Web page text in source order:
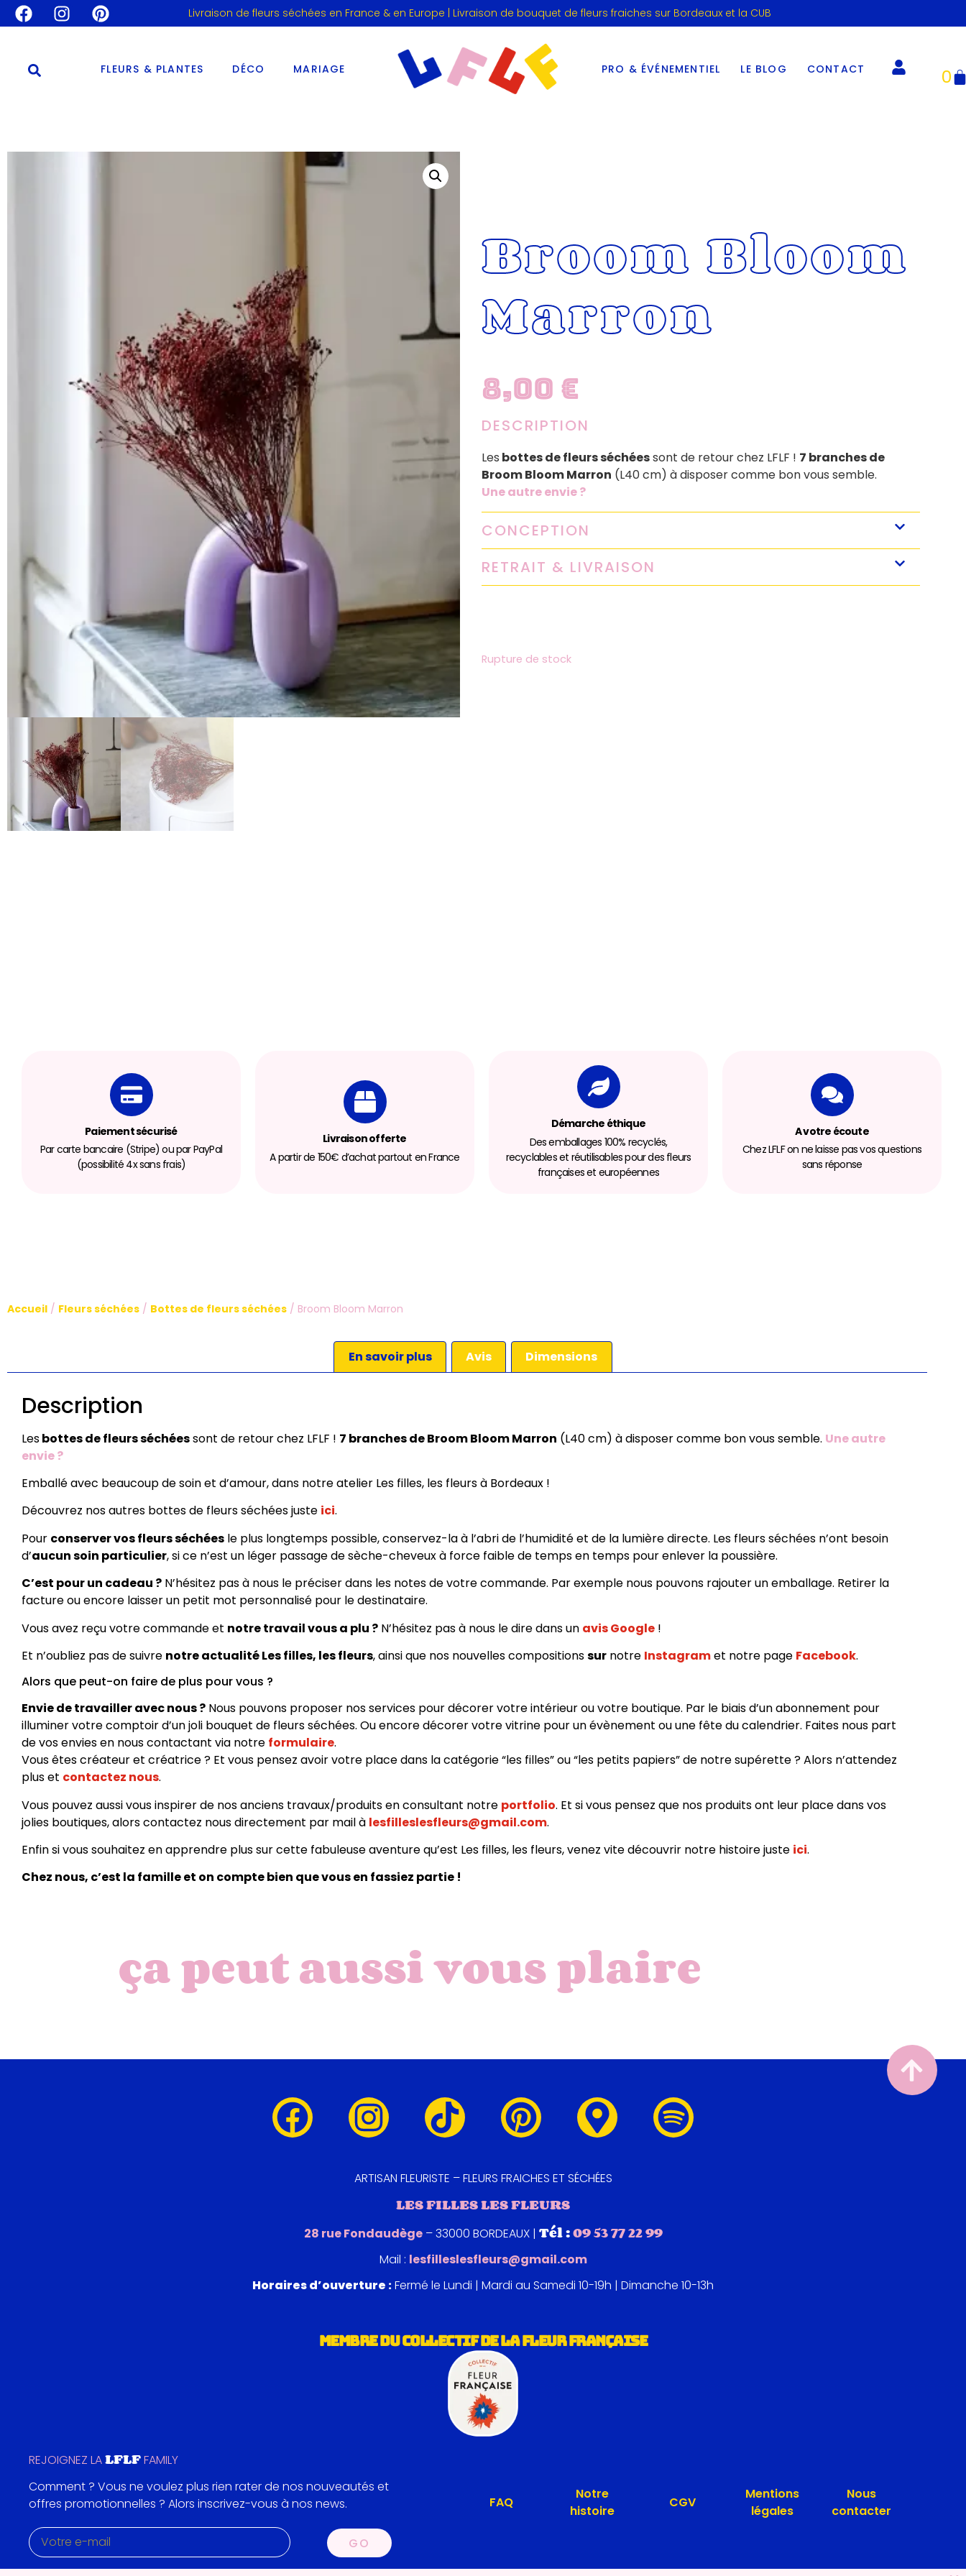
Livraison de fleurs séchées en France & en Europe | Livraison de bouquet de fleurs fraiches sur Bordeaux et la CUB
FLEURS & PLANTES DÉCO MARIAGE PRO & ÉVÉNEMENTIEL LE BLOG CONTACT 0
Broom Bloom
Marron
8,00 €
DESCRIPTION
Les bottes de fleurs séchéessont de retour chez LFLF ! 7 branches de
Broom Bloom Marron (L40 cm) à disposer comme bon vous semble.
Une autre envie ?
CONCEPTION
RETRAIT & LIVRAISON
Rupture de stock
Paiement sécurisé
Par carte bancaire (Stripe) ou par PayPal
(possibilité 4x sans frais)
Livraison offerte
A partir de 150€ d’achat partout en France
Démarche éthique
Des emballages 100% recyclés,
recyclables et réutilisables pour des fleurs
françaises et européennes
A votre écoute
Chez LFLF on ne laisse pas vos questions
sans réponse
Accueil / Fleurs séchées / Bottes de fleurs séchées / Broom Bloom Marron
En savoir plus Avis Dimensions
Description
Lesbottes de fleurs séchéessont de retour chez LFLF ! 7 branches de Broom Bloom Marron (L40 cm) à disposer comme bon vous semble. Une autre
envie ?
Emballé avec beaucoup de soin et d’amour, dans notre atelier Les filles, les fleurs à Bordeaux !
Découvrez nos autres bottes de fleurs séchées juste ici.
Pour conserver vos fleurs séchées le plus longtemps possible, conservez-la à l’abri de l’humidité et de la lumière directe. Les fleurs séchées n’ont besoin
d’aucun soin particulier, si ce n’est un léger passage de sèche-cheveux à force faible de temps en temps pour enlever la poussière.
C’est pour un cadeau ? N’hésitez pas à nous le préciser dans les notes de votre commande. Par exemple nous pouvons rajouter un emballage. Retirer la
facture ou encore laisser un petit mot personnalisé pour le destinataire.
Vous avez reçu votre commande et notre travail vous a plu ? N’hésitez pas à nous le dire dans un avis Google !
Et n’oubliez pas de suivre notre actualité Les filles, les fleurs, ainsi que nos nouvelles compositionssur notre Instagramet notre page Facebook.
Alors que peut-on faire de plus pour vous ?
Envie de travailler avec nous ? Nous pouvons proposer nos services pour décorer votre intérieur ou votre boutique. Par le biais d’un abonnement pour
illuminer votre comptoir d’un joli bouquet de fleurs séchées. Ou encore décorer votre vitrine pour un évènement ou une fête du calendrier. Faites nous part
de vos envies en nous contactant via notre formulaire.
Vous êtes créateur et créatrice ? Et vous pensez avoir votre place dans la catégorie “les filles” ou “les petits papiers” de notre supérette ? Alors n’attendez
plus et contactez nous.
Vous pouvez aussi vous inspirer de nos anciens travaux/produits en consultant notre portfolio. Et si vous pensez que nos produits ont leur place dans vos
jolies boutiques, alors contactez nous directement par mail à lesfilleslesfleurs@gmail.com.
Enfin si vous souhaitez en apprendre plus sur cette fabuleuse aventure qu’est Les filles, les fleurs, venez vite découvrir notre histoire juste ici.
Chez nous, c’est la famille et on compte bien que vous en fassiez partie !
ça peut aussi vous plaire
ARTISAN FLEURISTE – FLEURS FRAICHES ET SÉCHÉES
LES FILLES LES FLEURS
28 rue Fondaudège– 33000 BORDEAUX | Tél :09 53 77 22 99
Mail : lesfilleslesfleurs@gmail.com
Horaires d’ouverture :Fermé le Lundi | Mardi au Samedi 10-19h | Dimanche 10-13h
MEMBRE DU COLLECTIF DE LA FLEUR FRANÇAISE
REJOIGNEZ LALFLFFAMILY
Comment ? Vous ne voulez plus rien rater de nos nouveautés et
offres promotionnelles ? Alors inscrivez-vous à nos news.
GO
FAQ
Notre
histoire
CGV
Mentions
légales
Nous
contacter